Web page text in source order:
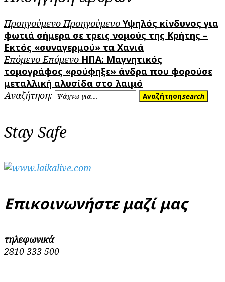
Προηγούμενο Προηγούμενο Υψηλός κίνδυνος για
φωτιά σήμερα σε τρεις νομούς της Κρήτης –
Εκτός «συναγερμού» τα Χανιά
Επόμενο Επόμενο ΗΠΑ: Μαγνητικός
τομογράφος «ρούφηξε» άνδρα που φορούσε
μεταλλική αλυσίδα στο λαιμό
Αναζήτηση:
Αναζήτησηsearch
Stay Safe
Επικοινωνήστε μαζί μας
τηλεφωνικά
2810 333 500